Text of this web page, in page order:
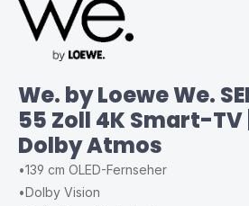
We. by Loewe We.
55 Zoll 4K Smart-TV |
Dolby Atmos
•139 cm OLED-Fernseher
•Dolby Vision